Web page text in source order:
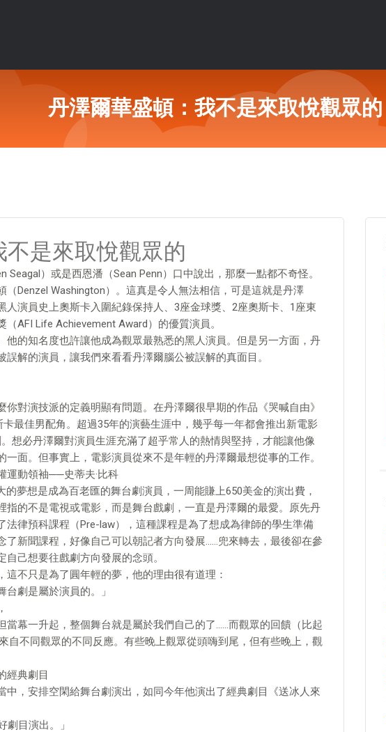
丹澤爾華盛頓：我不是來取悅觀眾的
是來取悅觀眾的
Seagal）或是西恩潘（Sean Penn）口中說出，那麼一點都不奇怪。
（Denzel Washington）。這真是令人無法相信，可是這就是丹澤
人演員史上奧斯卡入圍紀錄保持人、3座金球獎、2座奧斯卡、1座東
AFI Life Achievement Award）的優質演員。
他的知名度也許讓他成為觀眾最熟悉的黑人演員。但是另一方面，丹
解的演員，讓我們來看看丹澤爾腦公被誤解的真面目。
對演技派的定義明顯有問題。在丹澤爾很早期的作品《哭喊自由》
卡最佳男配角。超過35年的演藝生涯中，幾乎每一年都會推出新電影
想必丹澤爾對演員生涯充滿了超乎常人的熱情與堅持，才能讓他像
面。但事實上，電影演員從來不是年輕的丹澤爾最想從事的工作。
運動領袖──史蒂夫·比科
夢想是成為百老匯的舞台劇演員，一周能賺上650美金的演出費，
指的不是電視或電影，而是舞台戲劇，一直是丹澤爾的最愛。原先丹
法律預科課程（Pre-law），這種課程是為了想成為律師的學生準備
了新聞課程，好像自己可以朝記者方向發展……兜來轉去，最後卻在參
己想要往戲劇方向發展的念頭。
不只是為了圓年輕的夢，他的理由很有道理：
台劇是屬於演員的。」
當幕一升起，整個舞台就是屬於我們自己的了……而觀眾的回饋（比起
自不同觀眾的不同反應。有些晚上觀眾從頭嗨到尾，但有些晚上，觀
經典劇目
中，安排空閑給舞台劇演出，如同今年他演出了經典劇目《送冰人來
劇目演出。」